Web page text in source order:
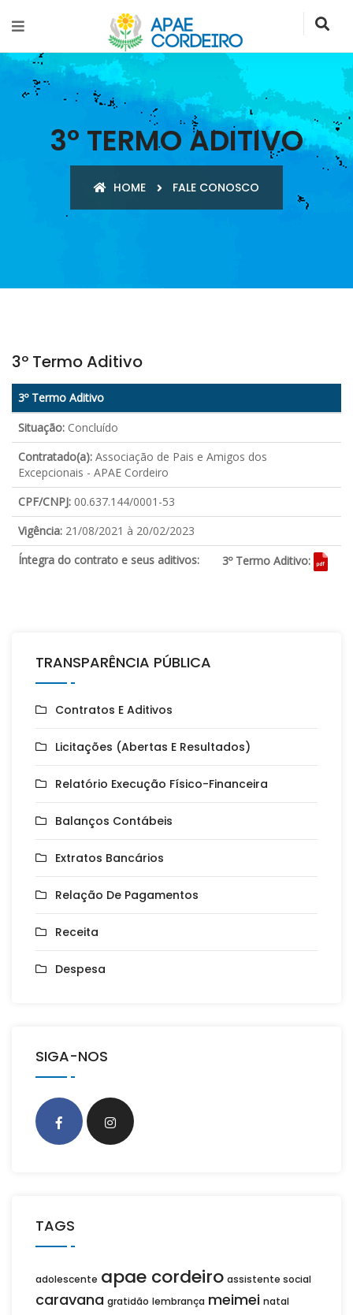
3º TERMO ADITIVO
HOME FALE CONOSCO
3º Termo Aditivo
3º Termo Aditivo
Situação: Concluído
Contratado(a): Associação de Pais e Amigos dos
Excepcionais - APAE Cordeiro
CPF/CNPJ: 00.637.144/0001-53
Vigência: 21/08/2021 à 20/02/2023
Íntegra do contrato e seus aditivos:
3º Termo Aditivo:
TRANSPARÊNCIA PÚBLICA
Contratos E Aditivos
Licitações (Abertas E Resultados)
Relatório Execução Físico-Financeira
Balanços Contábeis
Extratos Bancários
Relação De Pagamentos
Receita
Despesa
SIGA-NOS
TAGS
adolescente apae cordeiro assistente social
caravana gratidão lembrança meimei natal